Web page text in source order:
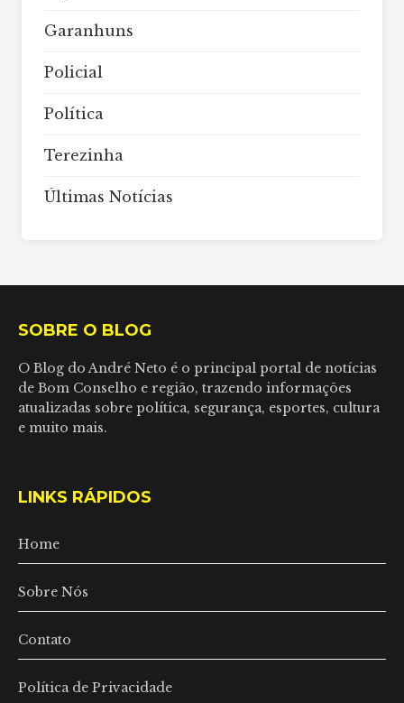
Garanhuns
Policial
Política
Terezinha
Últimas Notícias
SOBRE O BLOG
O Blog do André Neto é o principal portal de notícias
de Bom Conselho e região, trazendo informações
atualizadas sobre política, segurança, esportes, cultura
e muito mais.
LINKS RÁPIDOS
Home
Sobre Nós
Contato
Política de Privacidade